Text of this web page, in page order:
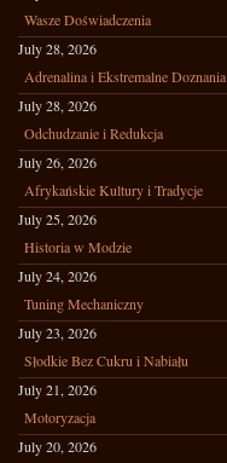
Wasze Doświadczenia
July 28, 2026
Adrenalina i Ekstremalne Doznania
July 28, 2026
Odchudzanie i Redukcja
July 26, 2026
Afrykańskie Kultury i Tradycje
July 25, 2026
Historia w Modzie
July 24, 2026
Tuning Mechaniczny
July 23, 2026
Słodkie Bez Cukru i Nabiału
July 21, 2026
Motoryzacja
July 20, 2026